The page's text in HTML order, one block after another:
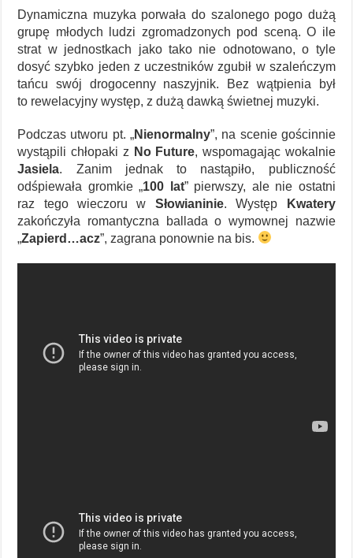
Dynamiczna muzyka porwała do szalonego pogo dużą
grupę młodych ludzi zgromadzonych pod sceną. O ile
strat w jednostkach jako tako nie odnotowano, o tyle
dosyć szybko jeden z uczestników zgubił w szaleńczym
tańcu swój drogocenny naszyjnik. Bez wątpienia był
to rewelacyjny występ, z dużą dawką świetnej muzyki.
Podczas utworu pt. „Nienormalny”, na scenie gościnnie
wystąpili chłopaki z No Future, wspomagając wokalnie
Jasiela. Zanim jednak to nastąpiło, publiczność
odśpiewała gromkie „100 lat” pierwszy, ale nie ostatni
raz tego wieczoru w Słowianinie. Występ
Kwatery
zakończyła romantyczna ballada o wymownej nazwie
„Zapierd…acz”, zagrana ponownie na bis.